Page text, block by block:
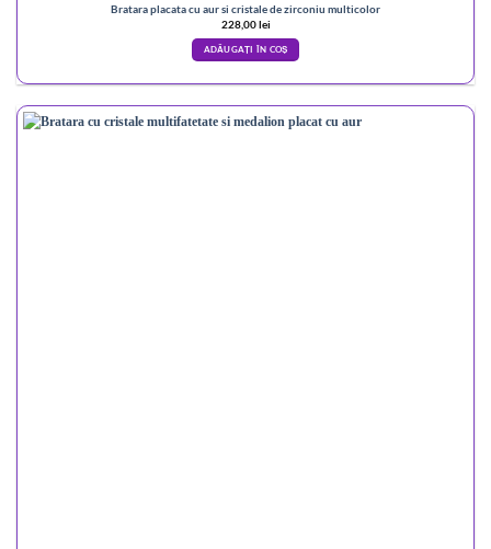
Bratara placata cu aur si cristale de zirconiu multicolor
228,00lei
ADĂUGAȚI ÎN COȘ